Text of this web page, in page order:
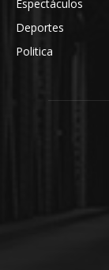
Espectáculos
Deportes
Politica